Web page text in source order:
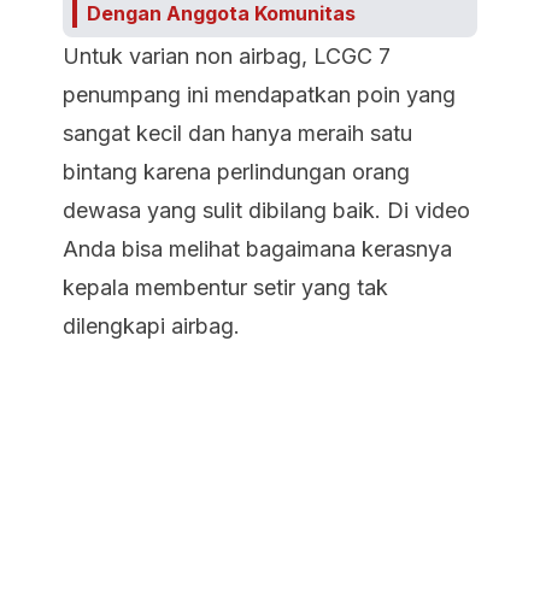
Dengan Anggota Komunitas
Untuk varian non airbag, LCGC 7
penumpang ini mendapatkan poin yang
sangat kecil dan hanya meraih satu
bintang karena perlindungan orang
dewasa yang sulit dibilang baik. Di video
Anda bisa melihat bagaimana kerasnya
kepala membentur setir yang tak
dilengkapi airbag.